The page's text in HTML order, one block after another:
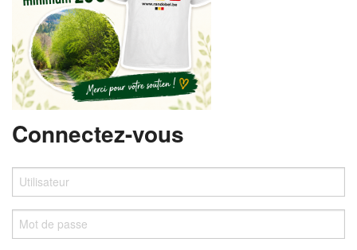
MOT DE PASSE OUBLIÉ
Connectez-vous